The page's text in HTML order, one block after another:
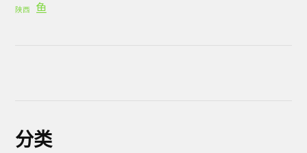
陕西 鱼
分类